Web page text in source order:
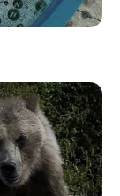
enamoró
tú
DE